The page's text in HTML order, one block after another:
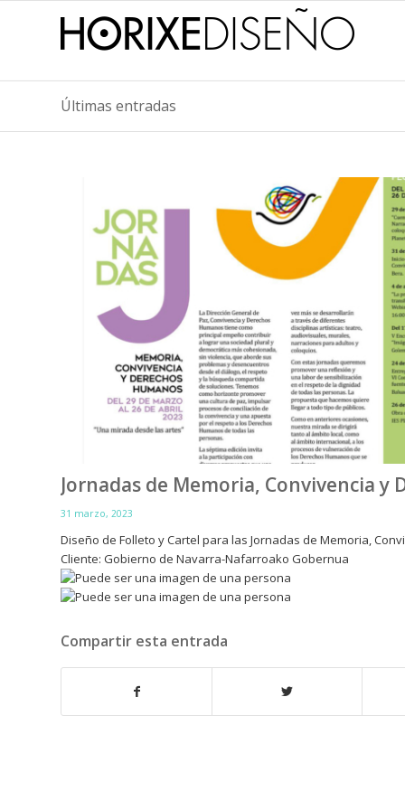
Últimas entradas
Jornadas de Memoria, Convivencia y
31 marzo, 2023
Diseño de Folleto y Cartel para las Jornadas de Memoria,
Cliente: Gobierno de Navarra-Nafarroako Gobernua
Compartir esta entrada